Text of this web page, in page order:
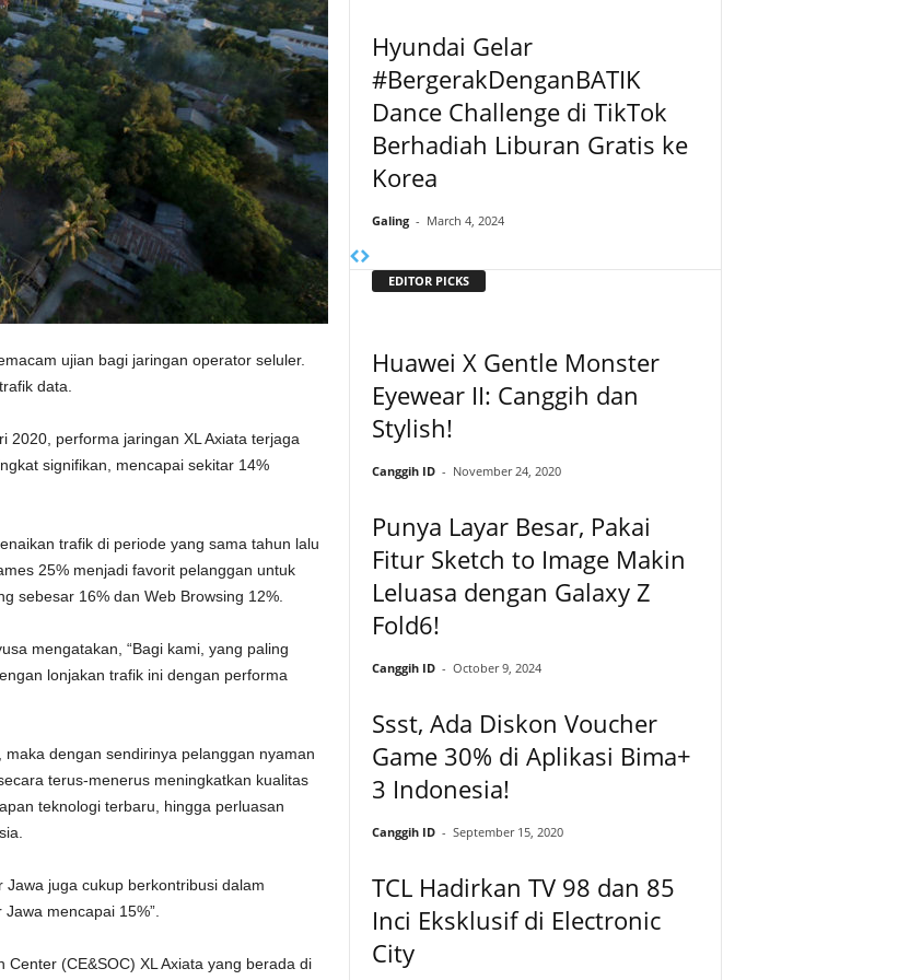
ujian bagi jaringan operator seluler.
data.
2020, performa jaringan XL Axiata terjaga
signifikan, mencapai sekitar 14%
trafik di periode yang sama tahun lalu
25% menjadi favorit pelanggan untuk
sebesar 16% dan Web Browsing 12%.
mengatakan, “Bagi kami, yang paling
lonjakan trafik ini dengan performa
dengan sendirinya pelanggan nyaman
terus-menerus meningkatkan kualitas
teknologi terbaru, hingga perluasan
juga cukup berkontribusi dalam
mencapai 15%”.
(CE&SOC) XL Axiata yang berada di
Hyundai Gelar
#BergerakDenganBATIK
Dance Challenge di TikTok
Berhadiah Liburan Gratis ke
Korea
Galing - March 4, 2024
EDITOR PICKS
Huawei X Gentle Monster
Eyewear II: Canggih dan
Stylish!
Canggih ID - November 24, 2020
Punya Layar Besar, Pakai
Fitur Sketch to Image Makin
Leluasa dengan Galaxy Z
Fold6!
Canggih ID - October 9, 2024
Ssst, Ada Diskon Voucher
Game 30% di Aplikasi Bima+
3 Indonesia!
Canggih ID - September 15, 2020
TCL Hadirkan TV 98 dan 85
Inci Eksklusif di Electronic
City